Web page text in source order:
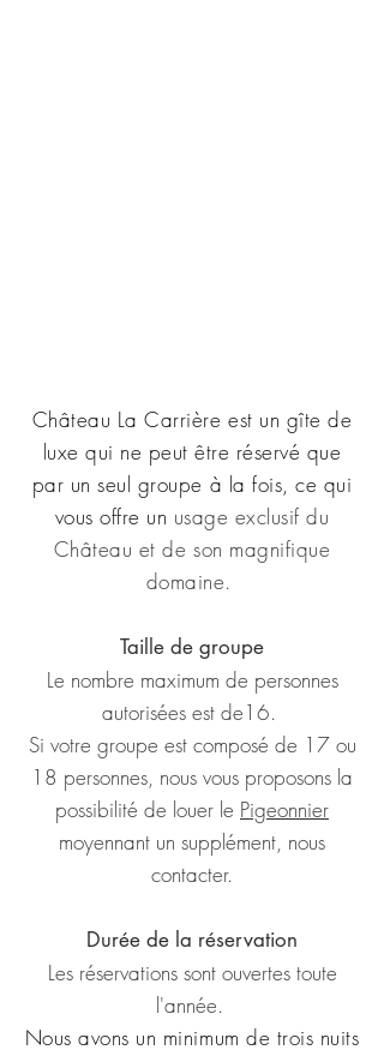
Château La Carrière est un gîte de
luxe qui ne peut être réservé que
par un seul groupe à la fois, ce qui
vous offre un usage exclusif du
Château et de son magnifique
domaine.
Taille de groupe
Le nombre maximum de personnes
autorisées est de16.
Si votre groupe est composé de 17 ou
18 personnes, nous vous proposons la
possibilité de louer le Pigeonnier
moyennant un supplément, nous
contacter.
Durée de la réservation
Les réservations sont ouvertes toute
l'année.
Nous avons un minimum de trois nuits